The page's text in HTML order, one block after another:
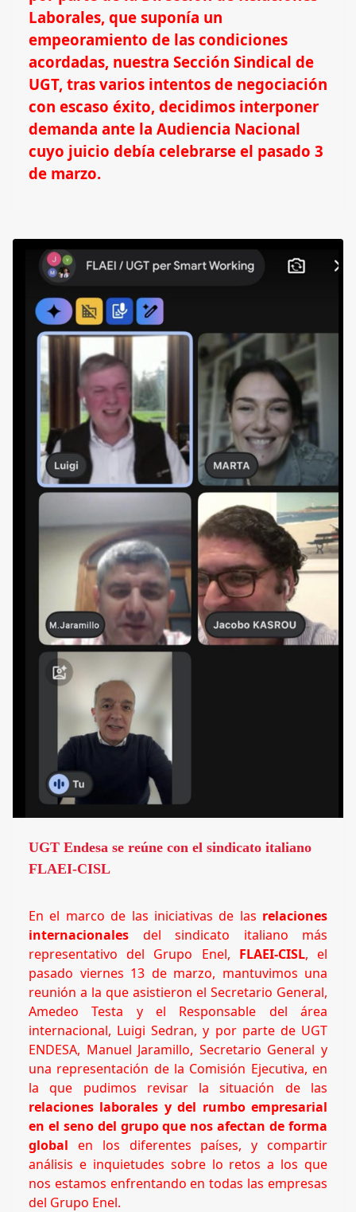
Laborales, que suponía un
empeoramiento de las condiciones
acordadas, nuestra Sección Sindical de
UGT, tras varios intentos de negociación
con escaso éxito, decidimos interponer
demanda ante la Audiencia Nacional
cuyo juicio debía celebrarse el pasado 3
de marzo.
UGT Endesa se reúne con el sindicato italiano
FLAEI-CISL
En el marco de las iniciativas de las relaciones
internacionales del sindicato italiano más
representativo del Grupo Enel, FLAEI-CISL, el
pasado viernes 13 de marzo, mantuvimos una
reunión a la que asistieron el Secretario General,
Amedeo Testa y el Responsable del área
internacional, Luigi Sedran, y por parte de UGT
ENDESA, Manuel Jaramillo, Secretario General y
una representación de la Comisión Ejecutiva, en
la que pudimos revisar la situación de las
relaciones laborales y del rumbo empresarial
en el seno del grupo que nos afectan de forma
global en los diferentes países, y compartir
análisis e inquietudes sobre lo retos a los que
nos estamos enfrentando en todas las empresas
del Grupo Enel.